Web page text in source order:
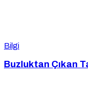
Bilgi
Buzluktan Çıkan